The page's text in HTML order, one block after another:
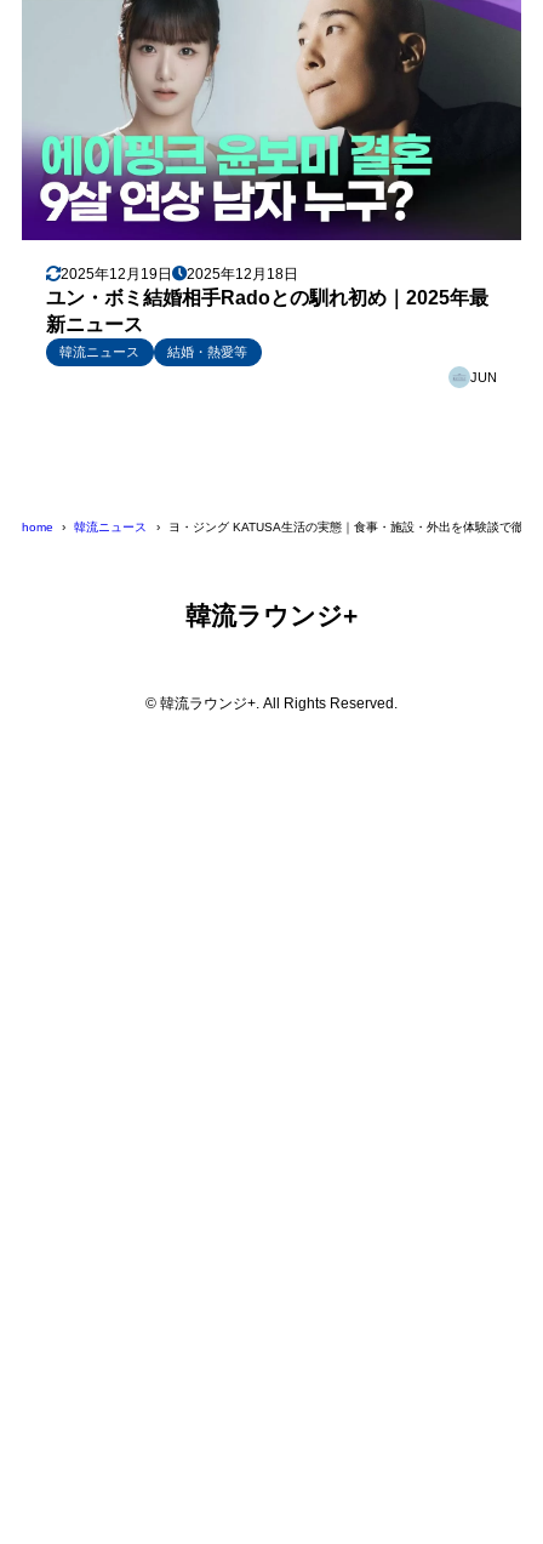
2025年12月19日 2025年12月18日
ユン・ボミ結婚相手Radoとの馴れ初め｜2025年最
新ニュース
韓流ニュース
結婚・熱愛等
JUN
home 韓流ニュース ヨ・ジング KATUSA生活の実態｜食事・施設・外出を体験談で徹底
韓流ラウンジ+
© 韓流ラウンジ+. All Rights Reserved.